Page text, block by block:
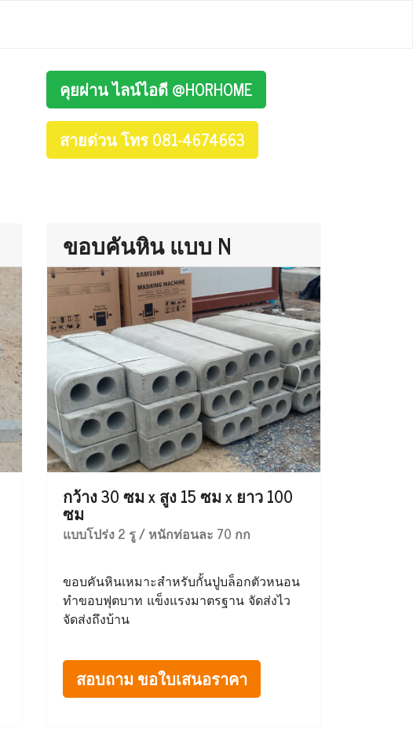
คุยผ่าน ไลน์ไอดี @HORHOME
สายด่วน โทร 081-4674663
ขอบคันหิน แบบ N
กว้าง 30 ซม x สูง 15 ซม x ยาว 100
ซม
แบบโปร่ง 2 รู / หนักท่อนละ 70 กก
ขอบคันหินเหมาะสำหรับกั้นปูบล็อกตัวหนอน
ทำขอบฟุตบาท แข็งแรงมาตรฐาน จัดส่งไว
จัดส่งถึงบ้าน
สอบถาม ขอใบเสนอราคา